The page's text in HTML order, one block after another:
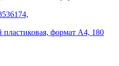
формат А4, 180